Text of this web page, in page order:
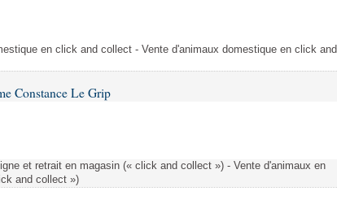
en click and collect - Vente d'animaux domestique en click and
Constance Le Grip
et retrait en magasin (« click and collect ») - Vente d'animaux en
and collect »)